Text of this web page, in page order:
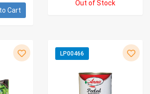
Cart
Out of Stock
LP00466